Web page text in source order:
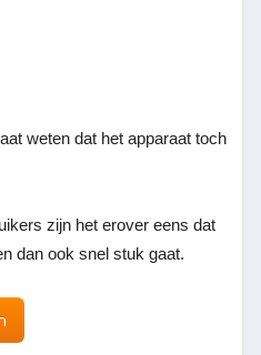
weten dat het apparaat toch
zijn het erover eens dat
dan ook snel stuk gaat.